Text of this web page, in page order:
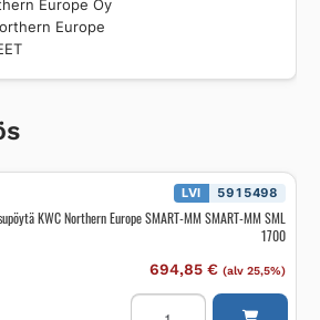
Europe Oy
Europe
LVI 5915498
KWC Northern Europe SMART-MM SMART-MM SML
1700
694,85 € (alv 25,5%)
Pesupöytä